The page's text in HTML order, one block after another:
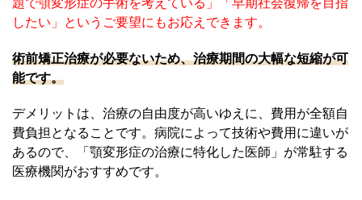
したい」というご要望にもお応えできます。
術前矯正治療が必要ないため、治療期間の大幅な短縮が可
能です。
デメリットは、治療の自由度が高いゆえに、費用が全額自
費負担となることです。病院によって技術や費用に違いが
あるので、「顎変形症の治療に特化した医師」が常駐する
医療機関がおすすめです。